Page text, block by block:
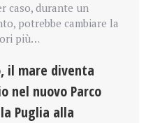
caso, durante un
potrebbe cambiare la
più…
il mare diventa
nel nuovo Parco
Puglia alla